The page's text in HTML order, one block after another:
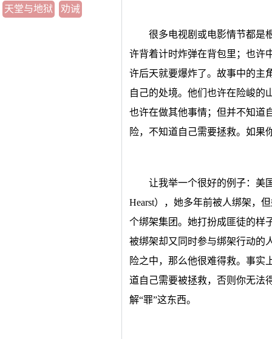
天堂与地狱 劝诫
很多电视剧或电影情节都
许背着计时炸弹在背包里；也许
许后天就要爆炸了。故事中的主
自己的处境。他们也许在险峻的
也许在做其他事情；但并不知道
险，不知道自己需要拯救。如果
让我举一个很好的例子：美
Hearst），她多年前被人绑架，
个绑架集团。她打扮成匪徒的样
被绑架却又同时参与绑架行动的
险之中，那么他很难得救。事实
道自己需要被拯救，否则你无法
解“罪”这东西。